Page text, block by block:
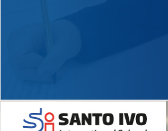
Novidades 2026 High School